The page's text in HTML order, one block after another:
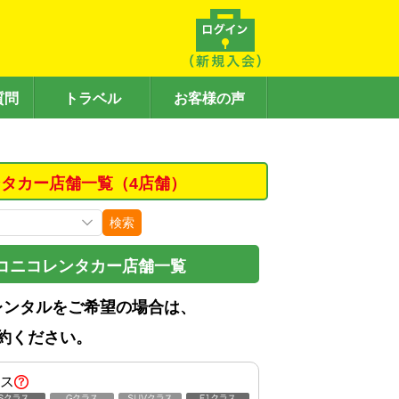
問 トラベル お客様の声
カー店舗一覧（4店舗）
検索
ニコレンタカー店舗一覧
タルをご希望の場合は、
ください。